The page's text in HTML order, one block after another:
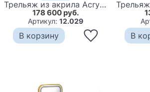
Трельяж из акрила Acrylic Dressing Table
178 600 руб.
Артикул:12.029
В корзину В